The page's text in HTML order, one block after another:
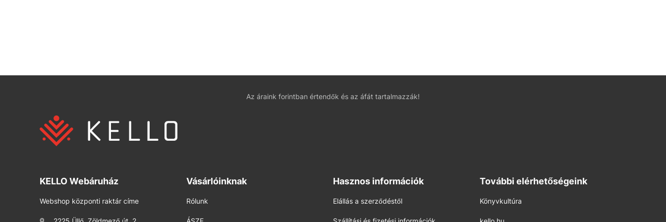
Az áraink forintban értendők és az áfát tartalmazzák!
KELLO Webáruház
Webshop központi raktár címe
Vásárlóinknak
Rólunk
Hasznos információk
Elállás a szerződéstől
További elérhetőségeink
Könyvkultúra